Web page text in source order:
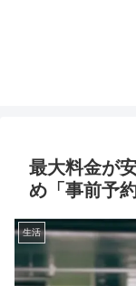
最大料金が
め「事前予
生活